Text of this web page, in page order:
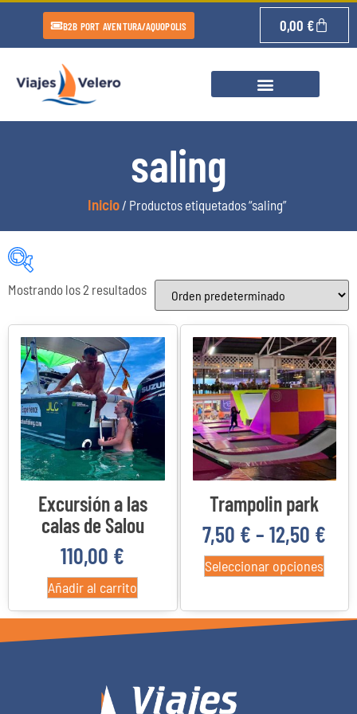
B2B PORT AVENTURA/AQUOPOLIS 0,00 €
saling
Inicio/ Productos etiquetados “saling”
Categorías del producto
Categorías del producto
22
Costa Daurada
4
Delta del Ebro
3
Priorato Reus
Mostrando los 2 resultados
Excursión a las
calas de Salou
110,00 €
Añadir al carrito
Trampolin park
7,50 € –12,50 €
Seleccionar opciones